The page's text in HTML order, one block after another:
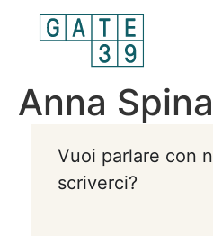
Anna
Vuoi parlare con
scriverci?